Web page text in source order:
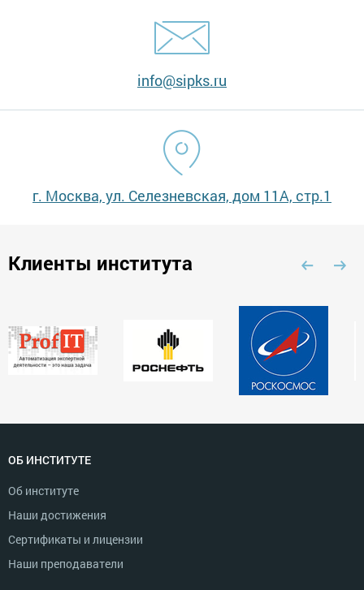
info@sipks.ru
г. Москва, ул. Селезневская, дом 11А, стр.1
Клиенты института
ОБ ИНСТИТУТЕ
Об институте
Наши достижения
Сертификаты и лицензии
Наши преподаватели